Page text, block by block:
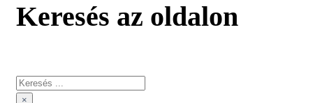
Keresés az oldalon
Keresés
×